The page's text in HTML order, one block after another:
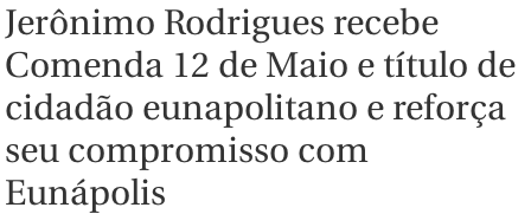
Jerônimo Rodrigues recebe
Comenda 12 de Maio e título de
cidadão eunapolitano e reforça
seu compromisso com
Eunápolis